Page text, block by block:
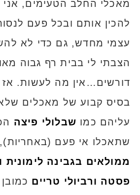
מאכלי החלב הטעימים, אני
להכין אותם ובכל פעם
עצמי מחדש, גם כדי לא
הצבתי לי בבית רף גבוה
דורשים…אין מה לעשות. אז
בסיס קבוע של מאכלים שלא
עליהם כמו שבלולי פיצה
שתאכלו אי פעם (באחריות),
ממולאים בגבינה לימונית
פסטה ורביולי טריים